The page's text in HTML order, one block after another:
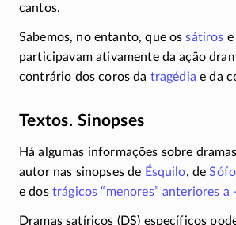
cantos.
Sabemos, no entanto, que ossátiros
participavam ativamente da ação
contrário dos coros da tragédia e da
Textos. Sinopses
Há algumas informações sobre
autor nas sinopses de Ésquilo, de
e dos trágicos “menores” anteriores a
Dramas satíricos (DS) específicos